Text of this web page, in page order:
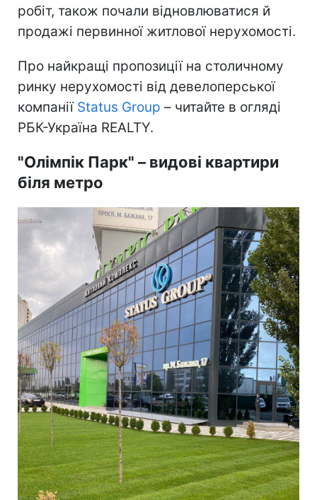
робіт, також почали відновлюватися й
продажі первинної житлової нерухомості.
Про найкращі пропозиції на столичному
ринку нерухомості від девелоперської
компанії Status Group – читайте в огляді
РБК-Україна REALTY.
"Олімпік Парк" – видові квартири
біля метро